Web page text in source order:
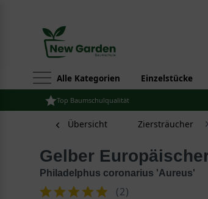
Alle Kategorien Einzelstücke
Top Baumschulqualität
Übersicht Ziersträucher
Gelber
Philadelphus coronarius 'Aureus'
(2)